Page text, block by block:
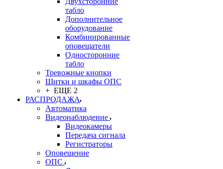
табло
Дополнительное
оборудование
Комбинированные
оповещатели
Односторонние
табло
Тревожные кнопки
Щитки и шкафы ОПС
+ ЕЩЕ 2
РАСПРОДАЖА
Автоматика
Видеонаблюдение
Видеокамеры
Передача сигнала
Регистраторы
Оповещение
ОПС